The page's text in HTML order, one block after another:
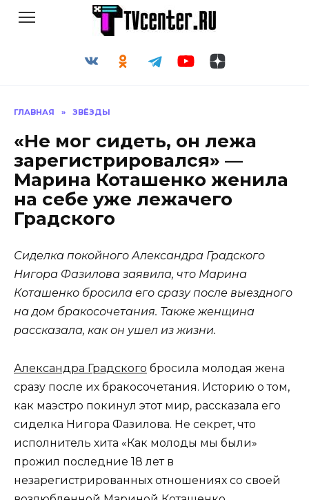
ГЛАВНАЯ » ЗВЁЗДЫ
«Не мог сидеть, он лежа
зарегистрировался» —
Марина Коташенко женила
на себе уже лежачего
Градского
Сиделка покойного Александра Градского
Нигора Фазилова заявила, что Марина
Коташенко бросила его сразу после выездного
на дом бракосочетания. Также женщина
рассказала, как он ушел из жизни.
Александра Градского бросила молодая жена
сразу после их бракосочетания. Историю о том,
как маэстро покинул этот мир, рассказала его
сиделка Нигора Фазилова. Не секрет, что
исполнитель хита «Как молоды мы были»
прожил последние 18 лет в
незарегистрированных отношениях со своей